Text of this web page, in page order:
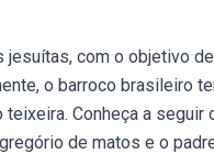
com o objetivo
o barroco brasileiro
Conheça a
de matos e o